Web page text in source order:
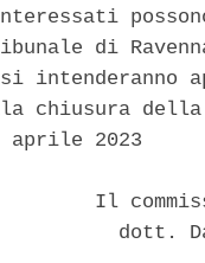
di
intenderanno
chiusura
aprile 2023
Il
dott.